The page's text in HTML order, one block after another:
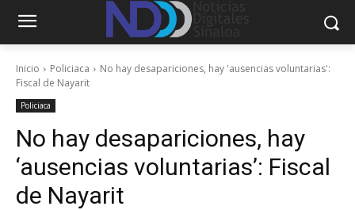
Inicio Policiaca
No hay desapariciones, hay 'ausencias voluntarias':
Fiscal de Nayarit
Policiaca
No hay desapariciones, hay
‘ausencias voluntarias’: Fiscal
de Nayarit